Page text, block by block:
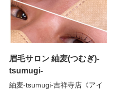
眉毛サロン 紬麦(つむぎ)-
tsumugi-
紬麦-tsumugi-吉祥寺店《アイ